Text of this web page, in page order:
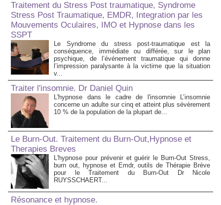
Traitement du Stress Post traumatique, Syndrome
Stress Post Traumatique, EMDR, Integration par les
Mouvements Oculaires, IMO et Hypnose dans les
SSPT
Le Syndrome du stress post-traumatique est la
conséquence, immédiate ou différée, sur le plan
psychique, de l’événement traumatique qui donne
l’impression paralysante à la victime que la situation
v...
Traiter l'insomnie. Dr Daniel Quin
L'hypnose dans le cadre de l'insomnie L’insomnie
concerne un adulte sur cinq et atteint plus sévèrement
10 % de la population de la plupart de...
Le Burn-Out. Traitement du Burn-Out,Hypnose et
Therapies Breves
L'hypnose pour prévenir et guérir le Burn-Out Stress,
burn out, hypnose et Emdr, outils de Thérapie Brève
pour le Traitement du Burn-Out Dr Nicole
RUYSSCHAERT...
Résonance et hypnose.